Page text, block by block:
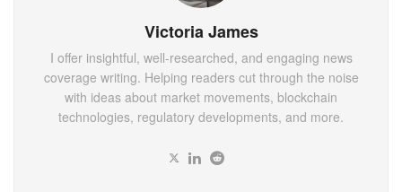
Victoria James
I offer insightful, well-researched, and engaging news
coverage writing. Helping readers cut through the noise
with ideas about market movements, blockchain
technologies, regulatory developments, and more.